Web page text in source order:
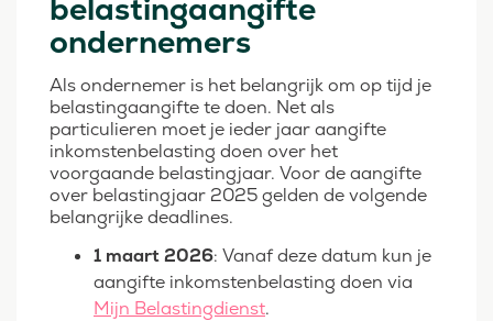
belastingaangifte
ondernemers
Als ondernemer is het belangrijk om op tijd je
belastingaangifte te doen. Net als
particulieren moet je ieder jaar aangifte
inkomstenbelasting doen over het
voorgaande belastingjaar. Voor de aangifte
over belastingjaar 2025 gelden de volgende
belangrijke deadlines.
1 maart 2026: Vanaf deze datum kun je
aangifte inkomstenbelasting doen via
Mijn Belastingdienst.